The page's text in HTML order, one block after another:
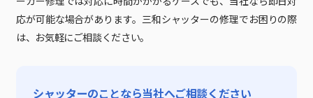
応が可能な場合があります。三和シャッターの修理でお困りの際
は、お気軽にご相談ください。
シャッターのことなら当社へご相談ください